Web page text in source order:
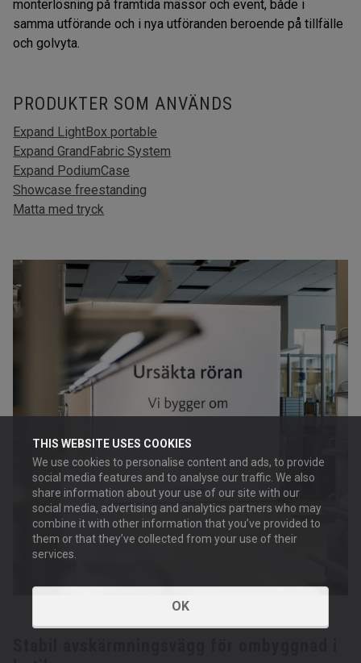
THIS WEBSITE USES COOKIES
We use cookies to personalise content and ads, to provide
social media features and to analyse our traffic. We also
share information about your use of our site with our
social media, advertising and analytics partners who may
combine it with other information that you’ve provided to
them or that they’ve collected from your use of their
services.
OK
monterlösning på framtida mässor och event, både i
samma utförande och i nya utföranden beroende på tillfälle
och golvyta.
PRODUKTER SOM ANVÄNDS
Expand LightBox portable
Expand GrandFabric System
Expand PodiumCase
Showcase freestanding
Matta med tryck